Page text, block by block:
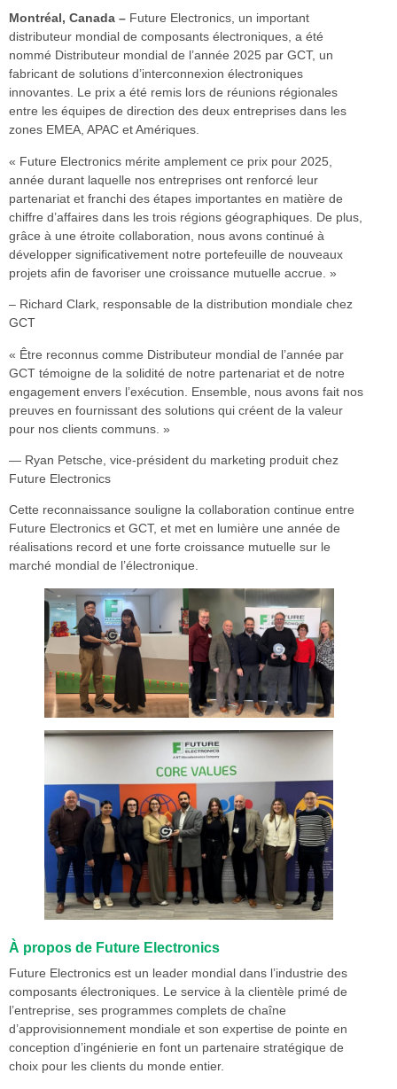
Montréal, Canada – Future Electronics, un important
distributeur mondial de composants électroniques, a été
nommé Distributeur mondial de l’année 2025 par GCT, un
fabricant de solutions d’interconnexion électroniques
innovantes. Le prix a été remis lors de réunions régionales
entre les équipes de direction des deux entreprises dans les
zones EMEA, APAC et Amériques.
« Future Electronics mérite amplement ce prix pour 2025,
année durant laquelle nos entreprises ont renforcé leur
partenariat et franchi des étapes importantes en matière de
chiffre d’affaires dans les trois régions géographiques. De plus,
grâce à une étroite collaboration, nous avons continué à
développer significativement notre portefeuille de nouveaux
projets afin de favoriser une croissance mutuelle accrue. »
– Richard Clark, responsable de la distribution mondiale chez
GCT
« Être reconnus comme Distributeur mondial de l’année par
GCT témoigne de la solidité de notre partenariat et de notre
engagement envers l’exécution. Ensemble, nous avons fait nos
preuves en fournissant des solutions qui créent de la valeur
pour nos clients communs. »
— Ryan Petsche, vice-président du marketing produit chez
Future Electronics
Cette reconnaissance souligne la collaboration continue entre
Future Electronics et GCT, et met en lumière une année de
réalisations record et une forte croissance mutuelle sur le
marché mondial de l’électronique.
À propos de Future Electronics
Future Electronics est un leader mondial dans l’industrie des
composants électroniques. Le service à la clientèle primé de
l’entreprise, ses programmes complets de chaîne
d’approvisionnement mondiale et son expertise de pointe en
conception d’ingénierie en font un partenaire stratégique de
choix pour les clients du monde entier.